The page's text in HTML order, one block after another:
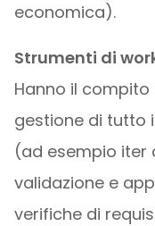
economica).
Strumenti di
Hanno il
gestione di tutto
(ad esempio iter
validazione e
verifiche di